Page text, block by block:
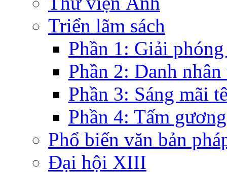
Triển lãm sách
Phần 1: Giải
Phần 2: Danh nhân
Phần 3: Sáng mãi
Phần 4: Tấm
Phổ biến văn bản
Đại hội XIII